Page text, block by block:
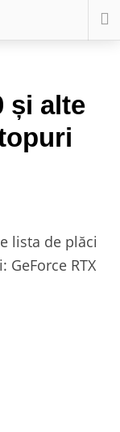
și alte
lista de plăci
RTX